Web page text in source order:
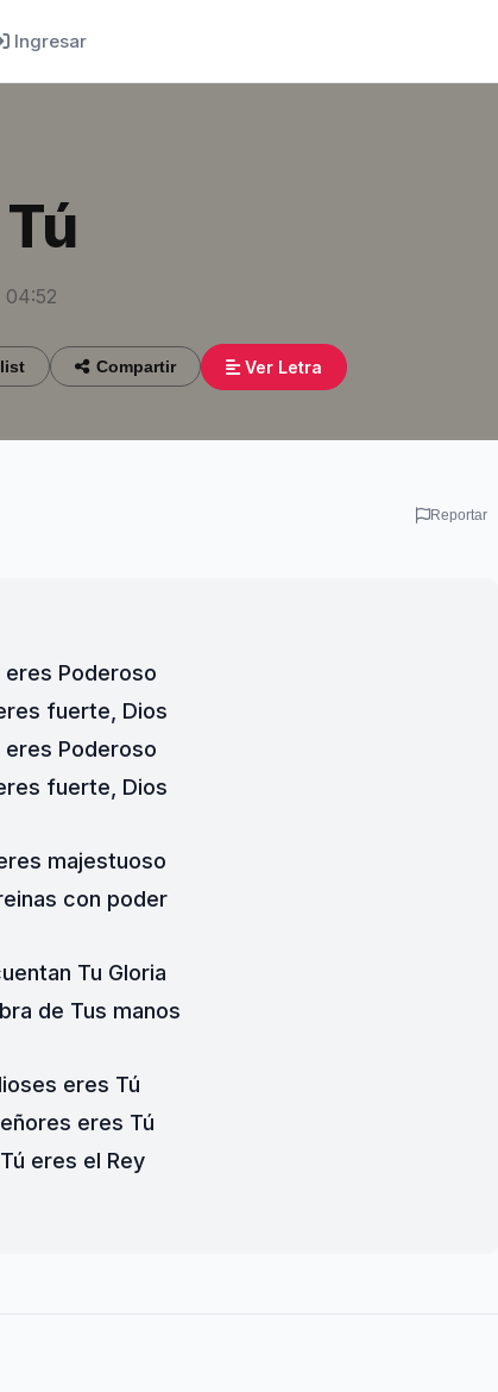
Ingresar
04:52
Compartir Ver Letra
Reportar
eres Poderoso
fuerte, Dios
eres Poderoso
fuerte, Dios
majestuoso
con poder
Tu Gloria
de Tus manos
eres Tú
eres Tú
eres el Rey